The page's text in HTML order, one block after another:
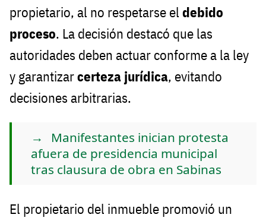
propietario, al no respetarse el debido
proceso. La decisión destacó que las
autoridades deben actuar conforme a la ley
y garantizarcerteza jurídica, evitando
decisiones arbitrarias.
Manifestantes inician protesta
afuera de presidencia municipal
tras clausura de obra en Sabinas
El propietario del inmueble promovió un